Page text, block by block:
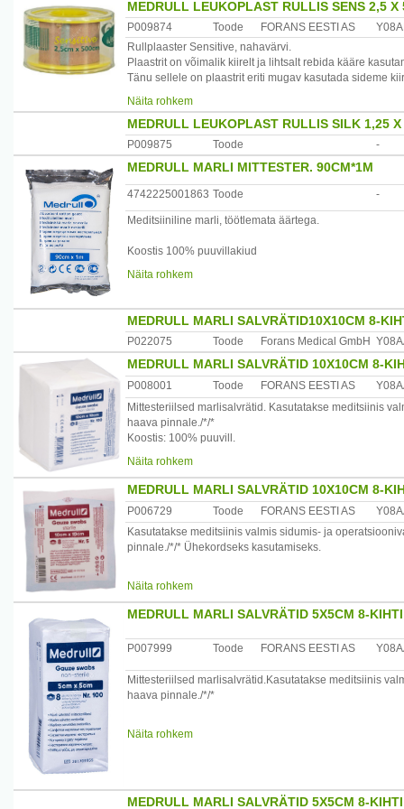
Päritoluriik
Eesti
Tootja: AS Forans Eesti
MEDRULL LEUKOPLAST RULLIS SENS 2,5 X
P009874 Toode FORANS EESTI AS
Rullplaaster Sensitive, nahavärvi.
Plaastrit on võimalik kiirelt ja lihtsalt rebida kääre
Tänu sellele on plaastrit eriti mugav kasutada sideme
Maaletooja: Forans Eesti, Posti 23, 74805 Loksa
Päritoluriik: ?veits
Näita rohkem
MEDRULL LEUKOPLAST RULLIS SILK 1,25
P009875 Toode -
MEDRULL MARLI MITTESTER. 90CM*1M
4742225001863 Toode -
Meditsiiniline marli, töötlemata äärtega.
Koostis 100% puuvillakiud
Materjali struktuur 17 niidiline/ cm², 13 niidiline/ cm² "
Maaletooja: Forans Eesti, Posti 23 , Loksa
Näita rohkem
MEDRULL MARLI SALVRÄTID10X10CM 8-
P022075 Toode Forans Medical GmbH
MEDRULL MARLI SALVRÄTID 10X10CM 8-
P008001 Toode FORANS EESTI AS
Mittesteriilsed marlisalvrätid. Kasutatakse meditsiinis
haava pinnale./*/*
Koostis: 100% puuvill.
Seadme ja pakendi sisu:
MARLISALVRÄTIKUD, MITTESTERIILSED 10X 10CM
Tootja või tootja volitatud esindaja
Forans Eesti AS
Eesti
Näita rohkem
MEDRULL MARLI SALVRÄTID 10X10CM 8-
P006729 Toode FORANS EESTI AS
Kasutatakse meditsiinis valmis sidumis- ja
pinnale./*/* Ühekordseks kasutamiseks.
Seadme ja pakendi sisu:
Tootja või tootja volitatud esindaja
Forans Eesti AS
Päritoluriik:Eesti
Näita rohkem
MEDRULL MARLI SALVRÄTID 5X5CM 8-
P007999 Toode FORANS EESTI AS
Mittesteriilsed marlisalvrätid.Kasutatakse meditsiinis
haava pinnale./*/*
Materjali struktuur: 17 niiti/cm2, 8 kihti.
MARLISALVRÄTIKUD, MITTESTERIILSED 5X 5CM
Näita rohkem
MEDRULL MARLI SALVRÄTID 5X5CM 8-